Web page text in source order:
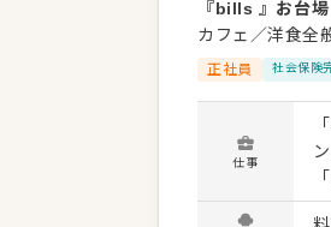
『bills 』お台場
カフェ／洋食全
正社員 社会保険
仕事